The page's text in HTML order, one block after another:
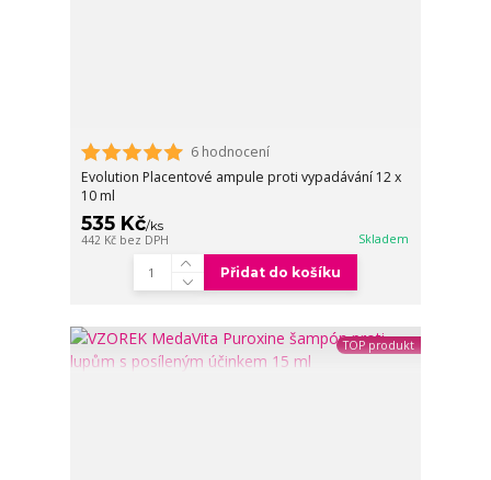
6 hodnocení
Evolution Placentové ampule proti vypadávání 12 x
10 ml
535 Kč/ks
442 Kč bez DPH Skladem
Přidat do košíku
TOP produkt